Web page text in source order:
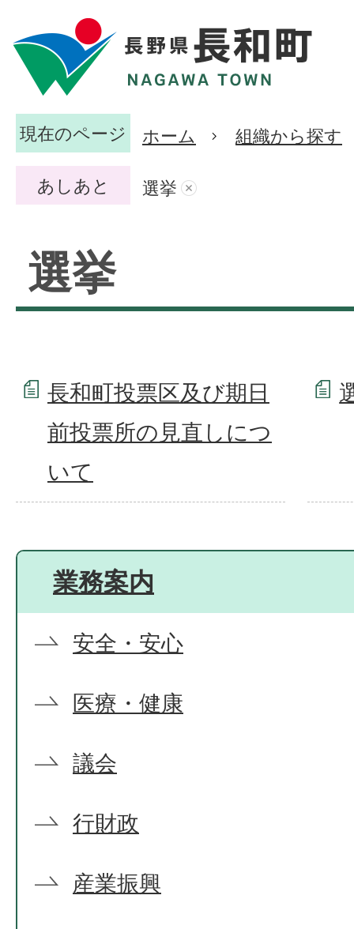
現在のページ ホーム 組織から探す
あしあと 選挙
選挙
長和町投票区及び期日
前投票所の見直しにつ
いて
業務案内
安全・安心
医療・健康
議会
行財政
産業振興